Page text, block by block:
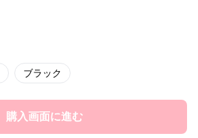
ブラック
購入画面に進む